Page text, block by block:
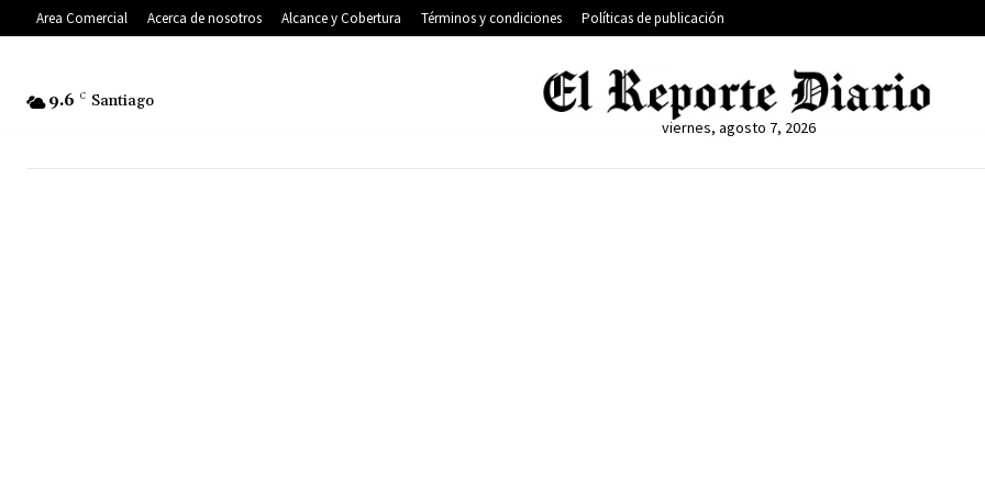
Area Comercial Acerca de nosotros Alcance y Cobertura Términos y condiciones Políticas de publicación
9.6 C Santiago
viernes, agosto 7, 2026